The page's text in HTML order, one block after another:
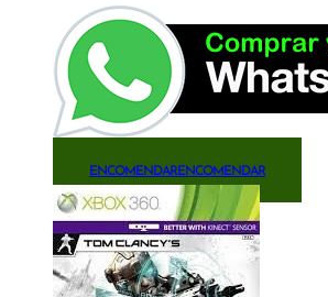
ENCOMENDARENCOMENDAR